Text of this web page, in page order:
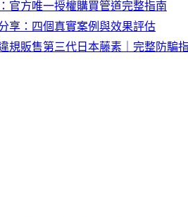
官方唯一授權購買管道完整指南
享：四個真實案例與效果評估
規販售第三代日本藤素｜完整防騙